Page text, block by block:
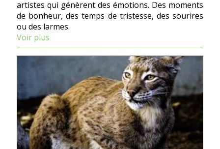
artistes qui génèrent des émotions. Des moments
de bonheur, des temps de tristesse, des sourires
ou des larmes.
Voir plus